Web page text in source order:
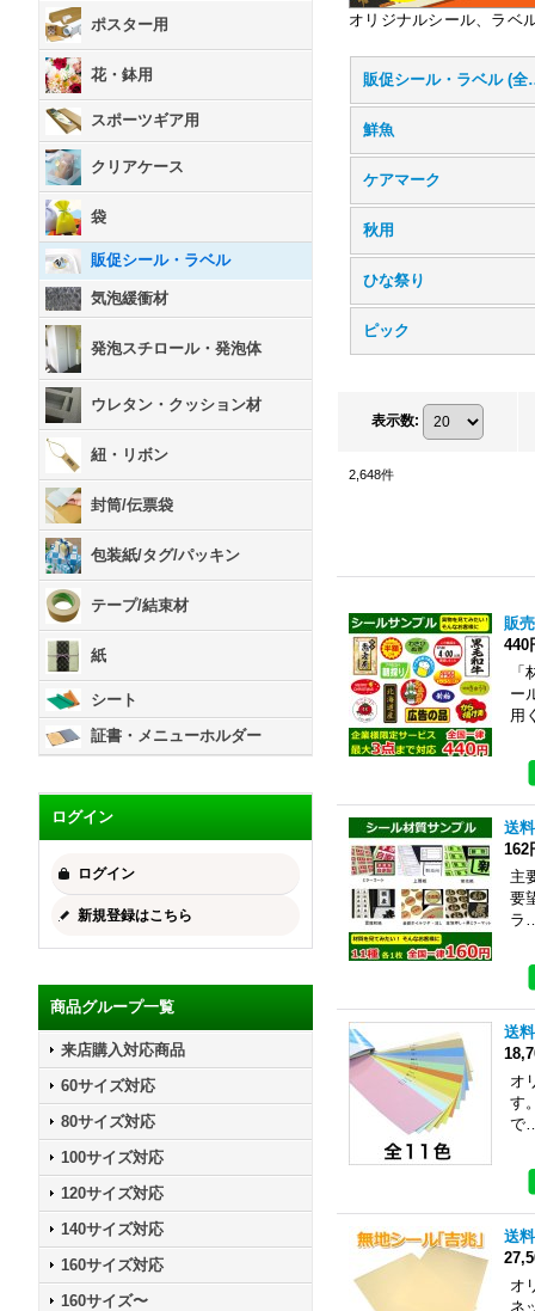
ポスター用
花・鉢用
スポーツギア用
クリアケース
袋
販促シール・ラベル
気泡緩衝材
発泡スチロール・発泡体
ウレタン・クッション材
紐・リボン
封筒/伝票袋
包装紙/タグ/パッキン
テープ/結束材
紙
シート
証書・メニューホルダー
ログイン
ログイン
新規登録はこちら
商品グループ一覧
来店購入対応商品
60サイズ対応
80サイズ対応
100サイズ対応
120サイズ対応
140サイズ対応
160サイズ対応
160サイズ〜
オリジナルシール、ラベ
販促シ
鮮魚
ケアマーク
秋用
ひな祭り
ピック
表示数:
2,648件
販
440
ー
用
送
162
主
要
ラ
送
オ
す
で
送
オ
ネ